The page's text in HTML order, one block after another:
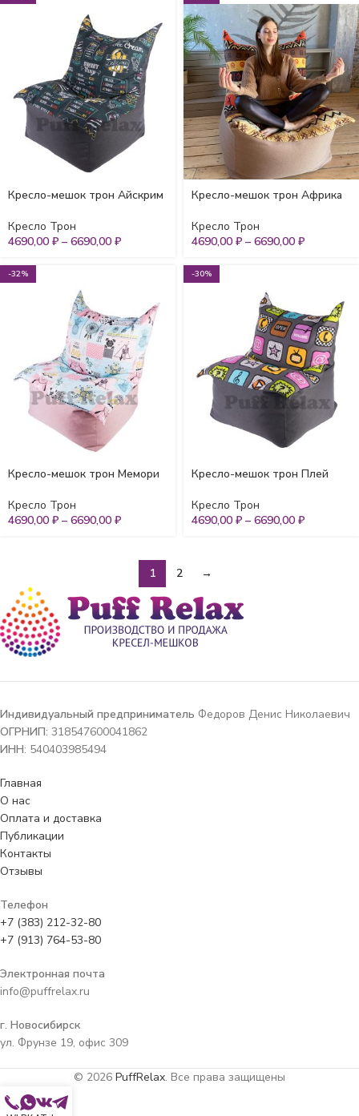
Кресло-мешок трон Айскрим
Кресло Трон
4690,00 ₽ – 6690,00 ₽
Кресло-мешок трон Африка
Кресло Трон
4690,00 ₽ – 6690,00 ₽
-32%
Кресло-мешок трон Мемори
Кресло Трон
4690,00 ₽ – 6690,00 ₽
-30%
Кресло-мешок трон Плей
Кресло Трон
4690,00 ₽ – 6690,00 ₽
1 2 →
Индивидуальный предприниматель Федоров Денис Николаевич
ОГРНИП: 318547600041862
ИНН: 540403985494
Главная
О нас
Оплата и доставка
Публикации
Контакты
Отзывы
Телефон
+7 (383) 212-32-80
+7 (913) 764-53-80
Электронная почта
info@puffrelax.ru
г. Новосибирск
ул. Фрунзе 19, офис 309
© 2026 PuffRelax. Все права защищены